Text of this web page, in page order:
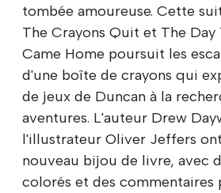
tombée amoureuse. Cette
The Crayons Quit et The Day
Came Home poursuit les
d'une boîte de crayons qui
de jeux de Duncan à la
aventures. L'auteur Drew
l'illustrateur Oliver Jeffers
nouveau bijou de livre, avec
colorés et des commentaires